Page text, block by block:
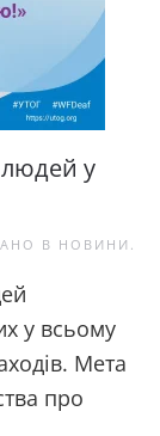
у
В НОВИНИ .
у всьому
Мета
про